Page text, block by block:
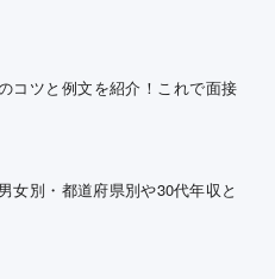
コツと例文を紹介！これで面接
女別・都道府県別や30代年収と